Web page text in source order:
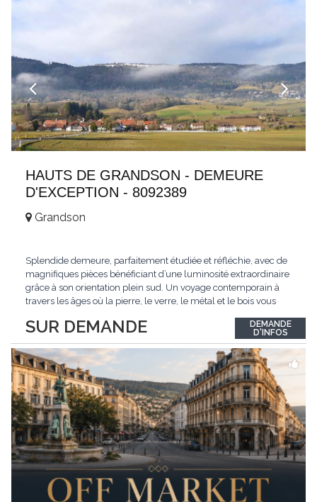
HAUTS DE GRANDSON - DEMEURE
D'EXCEPTION - 8092389
SUR DEMANDE
Grandson
Splendide demeure, parfaitement étudiée et réfléchie, avec de
magnifiques pièces bénéficiant d’une luminosité extraordinaire
grâce à son orientation plein sud. Un voyage contemporain à
travers les âges où la pierre, le verre, le métal et le bois vous
de Grandson, entourée de nature et d’un verger de fruitiers, et...
DEMANDE
D'INFOS